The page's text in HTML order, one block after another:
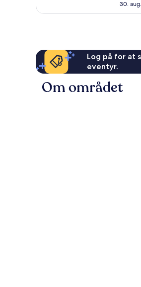
anmeldelser
30.
Log på for at
eventyr.
Om området